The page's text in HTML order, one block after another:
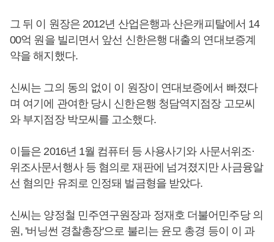
그 뒤 이 원장은 2012년 산업은행과 산은캐피탈에서 14
00억 원을 빌리면서 앞선 신한은행 대출의 연대보증계
약을 해지했다.
신씨는 그의 동의 없이 이 원장이 연대보증에서 빠졌다
며 여기에 관여한 당시 신한은행 청담역지점장 고모씨
와 부지점장 박모씨를 고소했다.
이들은 2016년 1월 컴퓨터 등 사용사기와 사문서위조·
위조사문서행사 등 혐의로 재판에 넘겨졌지만 사금융알
선 혐의만 유죄로 인정돼 벌금형을 받았다.
신씨는 양정철 민주연구원장과 정재호 더불어민주당 의
원, '버닝썬 경찰총장'으로 불리는 윤모 총경 등이 이 과